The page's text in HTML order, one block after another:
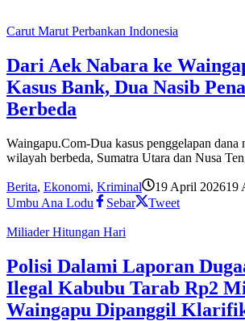
Carut Marut Perbankan Indonesia
Dari Aek Nabara ke
Kasus Bank, Dua Nasib
Berbeda
Waingapu.Com-Dua kasus penggelapan dana
wilayah berbeda, Sumatra Utara dan Nusa
Berita, Ekonomi, Kriminal 19 April 202619
Umbu Ana Lodu
Sebar Tweet
Miliader Hitungan Hari
Polisi Dalami Laporan
Ilegal Kabubu Tarab Rp2
Waingapu Dipanggil